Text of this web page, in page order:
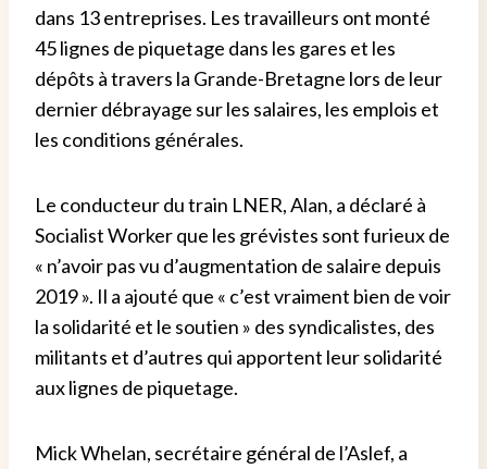
dans 13 entreprises. Les travailleurs ont monté
45 lignes de piquetage dans les gares et les
dépôts à travers la Grande-Bretagne lors de leur
dernier débrayage sur les salaires, les emplois et
les conditions générales.
Le conducteur du train LNER, Alan, a déclaré à
Socialist Worker que les grévistes sont furieux de
« n’avoir pas vu d’augmentation de salaire depuis
2019 ». Il a ajouté que « c’est vraiment bien de voir
la solidarité et le soutien » des syndicalistes, des
militants et d’autres qui apportent leur solidarité
aux lignes de piquetage.
Mick Whelan, secrétaire général de l’Aslef, a